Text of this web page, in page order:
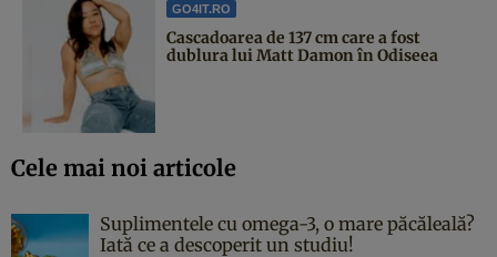
GO4IT.RO
Cascadoarea de 137 cm care a fost
dublura lui Matt Damon în Odiseea
Cele mai noi articole
Suplimentele cu omega-3, o mare păcăleală?
Iată ce a descoperit un studiu!